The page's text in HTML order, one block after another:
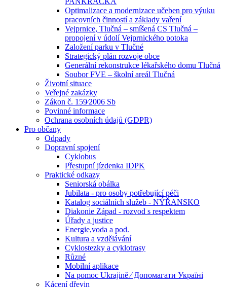
Optimalizace a modernizace učeben pro výuku
pracovních činností a základy vaření
Vejprnice, Tlučná – smíšená CS Tlučná –
propojení v údolí Vejprnického potoka
Založení parku v Tlučné
Strategický plán rozvoje obce
Generální rekonstrukce lékařského domu Tlučná
Soubor FVE – školní areál Tlučná
Životní situace
Veřejné zakázky
Zákon č. 159⁄2006 Sb
Povinné informace
Ochrana osobních údajů (GDPR)
Pro občany
Odpady
Dopravní spojení
Cyklobus
Přestupní jízdenka IDPK
Praktické odkazy
Seniorská obálka
Jubilata - pro osoby potřebující péči
Katalog sociálních služeb - NÝŘANSKO
Diakonie Západ - rozvod s respektem
Úřady a justice
Energie,voda a pod.
Kultura a vzdělávání
Cyklostezky a cyklotrasy
Různé
Mobilní aplikace
Na pomoc Ukrajině ⁄ Допомагати Україні
Kácení dřevin